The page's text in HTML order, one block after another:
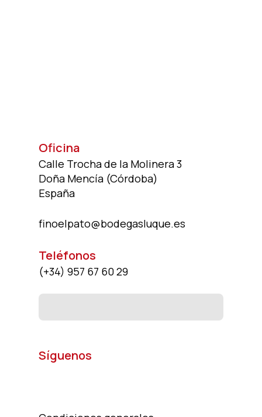
Oficina
Calle Trocha de la Molinera 3
Doña Mencía (Córdoba)
España
finoelpato@bodegasluque.es
Teléfonos
(+34) 957 67 60 29
Síguenos